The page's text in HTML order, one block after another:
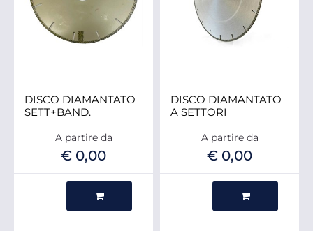
DISCO DIAMANTATO
SETT+BAND.
A partire da
€ 0,00
DISCO DIAMANTATO
A SETTORI
A partire da
€ 0,00